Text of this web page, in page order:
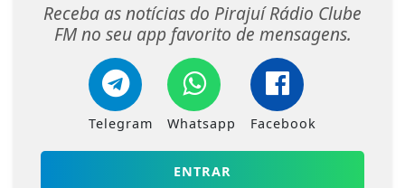
Receba as notícias do Pirajuí Rádio Clube
FM no seu app favorito de mensagens.
Telegram Whatsapp Facebook
ENTRAR